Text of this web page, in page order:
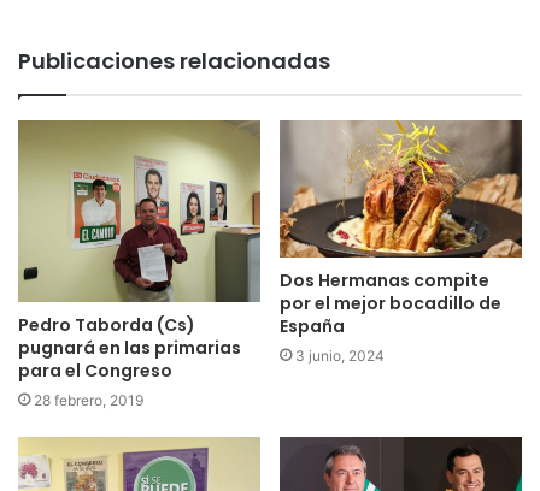
Publicaciones relacionadas
Pedro Taborda (Cs)
pugnará en las primarias
para el Congreso
28 febrero, 2019
Dos Hermanas compite
por el mejor bocadillo de
España
3 junio, 2024